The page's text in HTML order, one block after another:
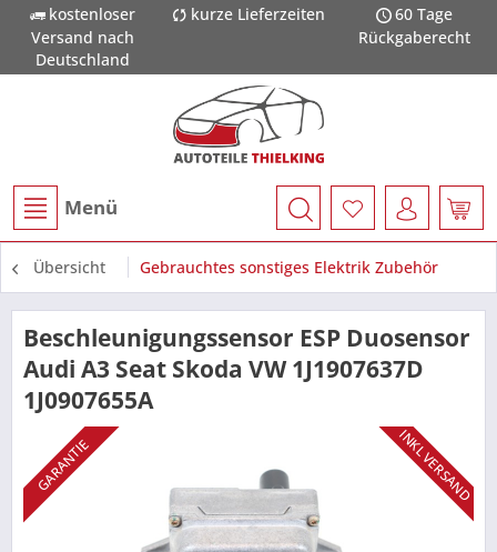
kostenloser
Versand nach
Deutschland
kurze Lieferzeiten
60 Tage
Rückgaberecht
Menü
Übersicht Gebrauchtes sonstiges Elektrik Zubehör
Beschleunigungssensor ESP Duosensor
Audi A3 Seat Skoda VW 1J1907637D
1J0907655A
GARANTIE INKL VERSAND